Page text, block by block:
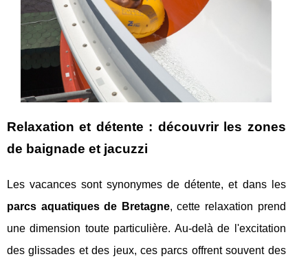
Relaxation et détente : découvrir les zones
de baignade et jacuzzi
Les vacances sont synonymes de détente, et dans les
parcs aquatiques de Bretagne, cette relaxation prend
une dimension toute particulière. Au-delà de l'excitation
des glissades et des jeux, ces parcs offrent souvent des